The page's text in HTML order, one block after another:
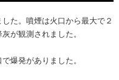
た。噴煙は火口から最大で２
が観測されました。
爆発がありました。